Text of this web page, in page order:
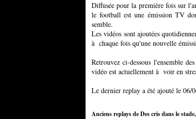
Diffusée pour la première fois sur
le football est une émission TV
semble.
Les vidéos sont ajoutées
à chaque fois qu'une nouvelle
Retrouvez ci-dessous l'ensemble
vidéo est actuellement à voir en
Le dernier replay a été ajouté le 06/
Anciens replays de Des cris dans le